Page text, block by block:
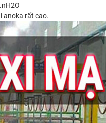
anoka rất cao.